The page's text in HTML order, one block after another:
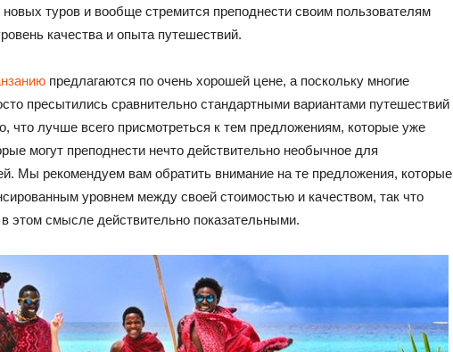
туров и вообще стремится преподнести своим пользователям
качества и опыта путешествий.
предлагаются по очень хорошей цене, а поскольку многие
пресытились сравнительно стандартными вариантами путешествий
что лучше всего присмотреться к тем предложениям, которые уже
могут преподнести нечто действительно необычное для
Мы рекомендуем вам обратить внимание на те предложения, которые
уровнем между своей стоимостью и качеством, так что
этом смысле действительно показательными.